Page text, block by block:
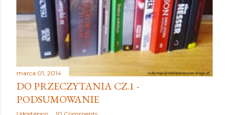
marca 01, 2014
DO PRZECZYTANIA CZ.1 -
PODSUMOWANIE